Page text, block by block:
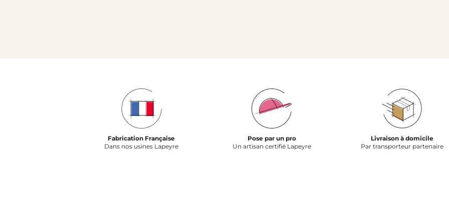
Fabrication Française
Dans nos usines Lapeyre
Pose par un pro
Un artisan certifié Lapeyre
Livraison à domicile
Par transporteur partenaire